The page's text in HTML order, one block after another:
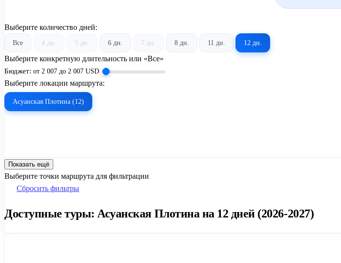
Выберите количество дней:
Все 4 дн. 5 дн. 6 дн. 7 дн. 8 дн. 11 дн. 12 дн.
Выберите конкретную длительность или «Все»
Бюджет: от 2 007 до 2 007 USD
Выберите локации маршрута:
Асуанская Плотина (12)
Показать ещё
Выберите точки маршрута для фильтрации
Сбросить фильтры
Доступные туры: Асуанская Плотина на 12 дней (2026-2027)